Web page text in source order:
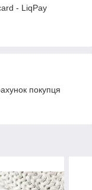
- LiqPay
покупця